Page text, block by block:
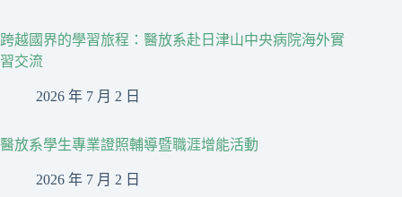
跨越國界的學習旅程：醫放系赴日津山中央病院海外實
習交流
2026 年 7 月 2 日
醫放系學生專業證照輔導暨職涯增能活動
2026 年 7 月 2 日